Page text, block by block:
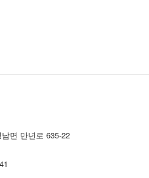
면 만년로 635-22